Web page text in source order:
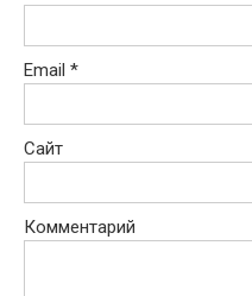
Email *
Сайт
Комментарий